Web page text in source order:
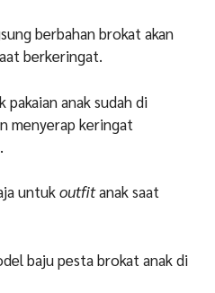
berbahan brokat akan
berkeringat.
pakaian anak sudah di
menyerap keringat
untukoutfitanak saat
baju pesta brokat anak di